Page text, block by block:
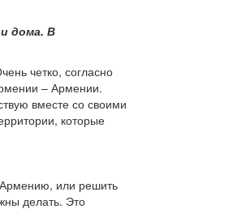
дома. В
четко, согласно
– Армении.
вместе со своими
которые
Армению, или решить
делать. Это